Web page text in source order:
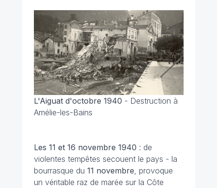
L'Aiguat d'octobre 1940 - Destruction à
Amélie-les-Bains
Les 11 et 16 novembre 1940 : de
violentes tempêtes secouent le pays - la
bourrasque du 11 novembre , provoque
un véritable raz de marée sur la Côte